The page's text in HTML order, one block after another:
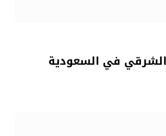
في السعودية